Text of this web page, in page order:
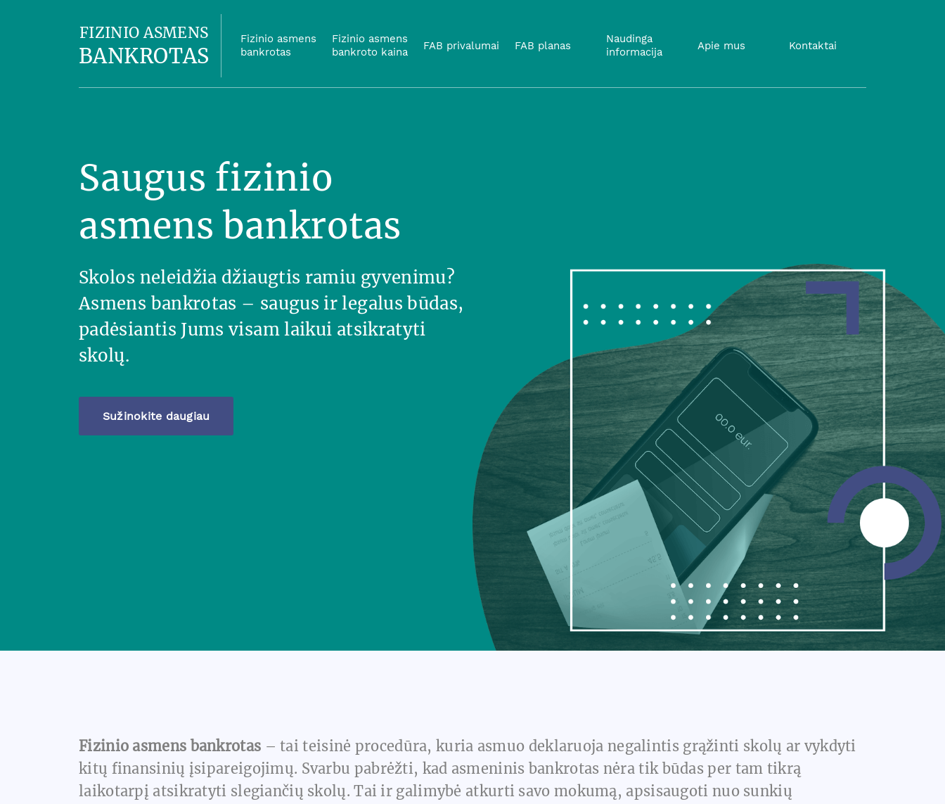
FIZINIO ASMENS
BANKROTAS
Fizinio asmens
bankrotas
Fizinio asmens
bankroto kaina
FAB privalumai FAB planas
Naudinga
informacija
Apie mus Kontaktai
Saugus fizinio
asmens bankrotas
Skolos neleidžia džiaugtis ramiu gyvenimu?
Asmens bankrotas – saugus ir legalus būdas,
padėsiantis Jums visam laikui atsikratyti
skolų.
Sužinokite daugiau
Fizinio asmens bankrotas – tai teisinė procedūra, kuria asmuo deklaruoja negalintis grąžinti skolų ar vykdyti
kitų finansinių įsipareigojimų. Svarbu pabrėžti, kad asmeninis bankrotas nėra tik būdas per tam tikrą
laikotarpį atsikratyti slegiančių skolų. Tai ir galimybė atkurti savo mokumą, apsisaugoti nuo sunkių